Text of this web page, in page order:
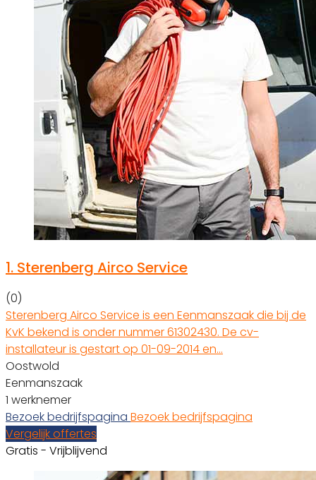
1. Sterenberg Airco Service
(0)
Sterenberg Airco Service is een Eenmanszaak die bij de
KvK bekend is onder nummer 61302430. De cv-
installateur is gestart op 01-09-2014 en…
Oostwold
Eenmanszaak
1 werknemer
Bezoek bedrijfspagina Bezoek bedrijfspagina
Vergelijk offertes
Gratis - Vrijblijvend